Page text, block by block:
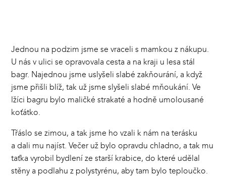
Jednou na podzim jsme se vraceli s mamkou z nákupu.
U nás v ulici se opravovala cesta a na kraji u lesa stál
bagr. Najednou jsme uslyšeli slabé zakňourání, a když
jsme přišli blíž, tak už jsme slyšeli slabé mňoukání. Ve
lžíci bagru bylo maličké strakaté a hodně umolousané
koťátko.
Třáslo se zimou, a tak jsme ho vzali k nám na terásku
a dali mu najíst. Večer už bylo opravdu chladno, a tak mu
taťka vyrobil bydlení ze starší krabice, do které udělal
stěny a podlahu z polystyrénu, aby tam bylo teploučko.